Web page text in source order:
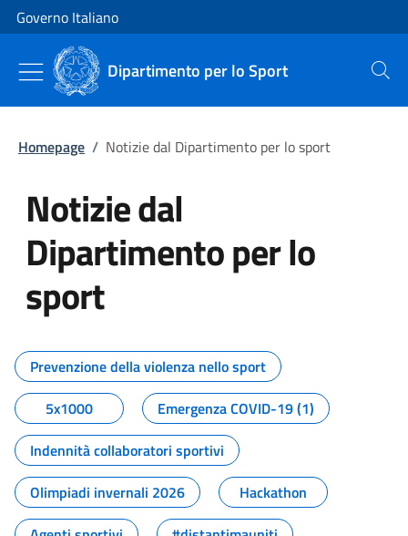
Vai al contenuto
Vai alla navigazione del sito
Governo Italiano
Dipartimento per lo Sport Cerca
Homepage / Notizie dal Dipartimento per lo sport
Notizie dal
Dipartimento per lo
sport
Tutti i contenuti della pagina
Prevenzione della violenza nello sport
5x1000
Emergenza COVID-19 (1)
Indennità collaboratori sportivi
Olimpiadi invernali 2026
Hackathon